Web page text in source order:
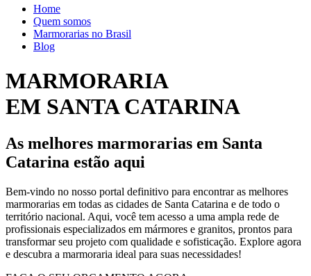
Home
Quem somos
Marmorarias no Brasil
Blog
MARMORARIA
EM SANTA CATARINA
As melhores marmorarias em Santa
Catarina estão aqui
Bem-vindo no nosso portal definitivo para encontrar as melhores
marmorarias em todas as cidades de Santa Catarina e de todo o
território nacional. Aqui, você tem acesso a uma ampla rede de
profissionais especializados em mármores e granitos, prontos para
transformar seu projeto com qualidade e sofisticação. Explore agora
e descubra a marmoraria ideal para suas necessidades!